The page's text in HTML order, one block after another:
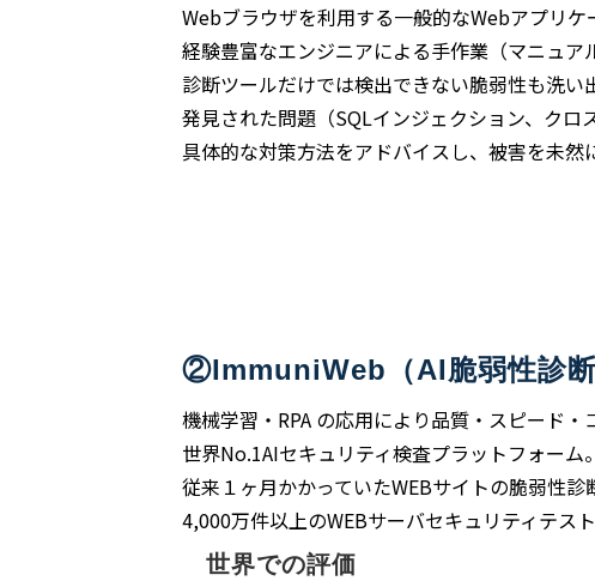
Webブラウザを利用する一般的なWebアプリケ
経験豊富なエンジニアによる手作業（マニュア
診断ツールだけでは検出できない脆弱性も洗い
発見された問題（SQLインジェクション、ク
具体的な対策方法をアドバイスし、被害を未然
②ImmuniWeb（AI脆弱性診断
機械学習・RPA の応用により品質・スピード
世界No.1AIセキュリティ検査プラットフォーム。
従来１ヶ月かかっていたWEBサイトの脆弱性
4,000万件以上のWEBサーバセキュリティテス
世界での評価